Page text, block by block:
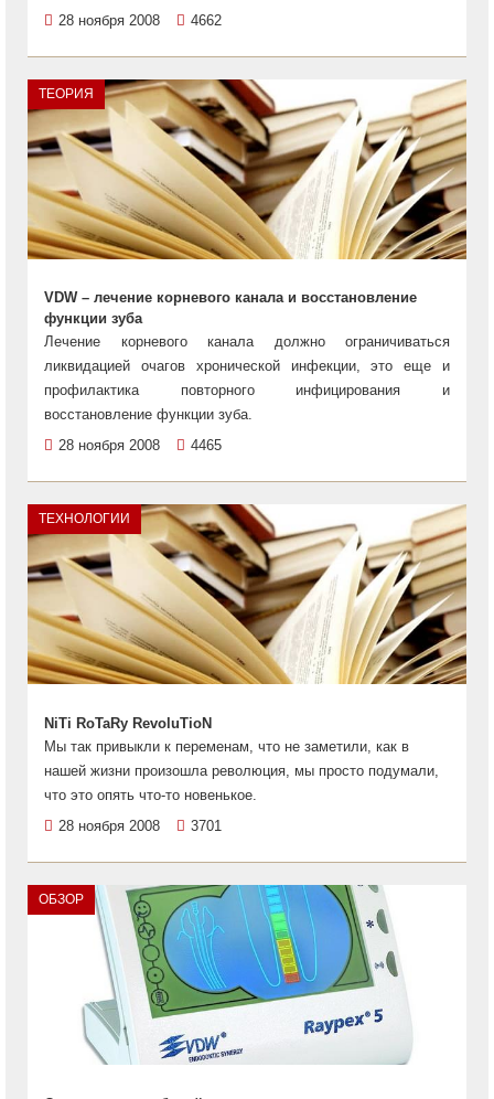
28 ноября 2008
4662
ТЕОРИЯ
VDW – лечение корневого канала и восстановление
функции зуба
Лечение корневого канала должно ограничиваться
ликвидацией очагов хронической инфекции, это еще и
профилактика повторного инфицирования и
восстановление функции зуба.
28 ноября 2008
4465
ТЕХНОЛОГИИ
NiTi RoTaRy RevoluTioN
Мы так привыкли к переменам, что не заметили, как в
нашей жизни произошла революция, мы просто подумали,
что это опять что-то новенькое.
28 ноября 2008
3701
ОБЗОР